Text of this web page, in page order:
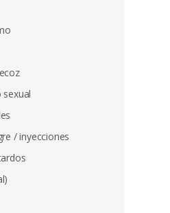
sexual
/ inyecciones